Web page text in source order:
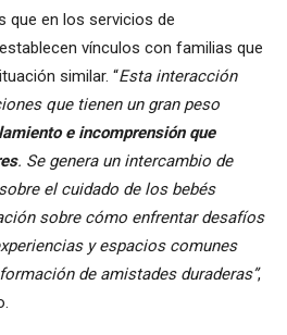
que en los servicios de
vínculos con familias que
similar. “Esta interacción
que tienen un gran peso
e incomprensión que
. Se genera un intercambio de
el cuidado de los bebés
sobre cómo enfrentar desafíos
y espacios comunes
de amistades duraderas”,